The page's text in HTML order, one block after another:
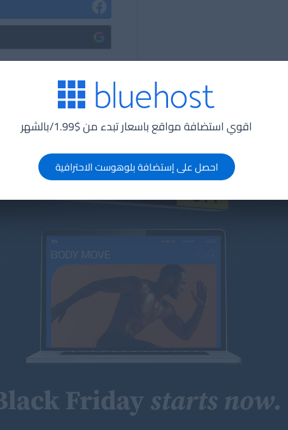
اقوي استضافة مواقع باسعار تبدء من $1.99/بالشهر
احصل على إستضافة بلوهوست الاحترافية